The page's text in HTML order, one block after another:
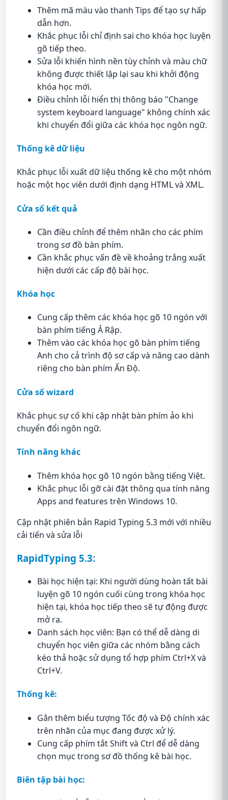
Thêm mã màu vào thanh Tips để tạo sự hấp
dẫn hơn.
Khắc phục lỗi chỉ định sai cho khóa học luyện
gõ tiếp theo.
Sửa lỗi khiến hình nền tùy chỉnh và màu chữ
không được thiết lập lại sau khi khởi động
khóa học mới.
Điều chỉnh lỗi hiển thị thông báo "Change
system keyboard language" không chính xác
khi chuyển đổi giữa các khóa học ngôn ngữ.
Thống kê dữ liệu
Khắc phục lỗi xuất dữ liệu thống kê cho một nhóm
hoặc một học viên dưới định dạng HTML và XML.
Cửa sổ kết quả
Cần điều chỉnh để thêm nhãn cho các phím
trong sơ đồ bàn phím.
Cần khắc phục vấn đề về khoảng trắng xuất
hiện dưới các cấp độ bài học.
Khóa học
Cung cấp thêm các khóa học gõ 10 ngón với
bàn phím tiếng Ả Rập.
Thêm vào các khóa học gõ bàn phím tiếng
Anh cho cả trình độ sơ cấp và nâng cao dành
riêng cho bàn phím Ấn Độ.
Cửa sổ wizard
Khắc phục sự cố khi cập nhật bàn phím ảo khi
chuyển đổi ngôn ngữ.
Tính năng khác
Thêm khóa học gõ 10 ngón bằng tiếng Việt.
Khắc phục lỗi gỡ cài đặt thông qua tính năng
Apps and features trên Windows 10.
Cập nhật phiên bản Rapid Typing 5.3 mới với nhiều
cải tiến và sửa lỗi
RapidTyping 5.3:
Bài học hiện tại: Khi người dùng hoàn tất bài
luyện gõ 10 ngón cuối cùng trong khóa học
hiện tại, khóa học tiếp theo sẽ tự động được
mở ra.
Danh sách học viên: Bạn có thể dễ dàng di
chuyển học viên giữa các nhóm bằng cách
kéo thả hoặc sử dụng tổ hợp phím Ctrl+X và
Ctrl+V.
Thống kê:
Gắn thêm biểu tượng Tốc độ và Độ chính xác
trên nhãn của mục đang được xử lý.
Cung cấp phím tắt Shift và Ctrl để dễ dàng
chọn mục trong sơ đồ thống kê bài học.
Biên tập bài học: